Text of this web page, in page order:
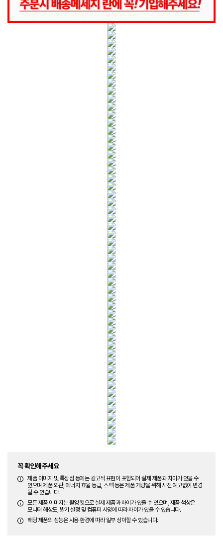
꼭 확인해주세요
제품 이미지 및 특장점 등에는 광고적 표현이 포함되어 실제 제품과 차이가 있을 수
있으며 제품 외관, 에너지 효율 등급, 스펙 등은 제품 개량을 위해 사전 예고없이 변경
될 수 있습니다.
모든 제품 이미지는 촬영 컷으로 실제 제품과 차이가 있을 수 있으며, 제품 색상은
모니터 해상도, 밝기 설정 및 컴퓨터 사양에 따라 차이가 있을 수 있습니다.
해당 제품의 성능은 사용 환경에 따라 일부 상이할 수 있습니다.